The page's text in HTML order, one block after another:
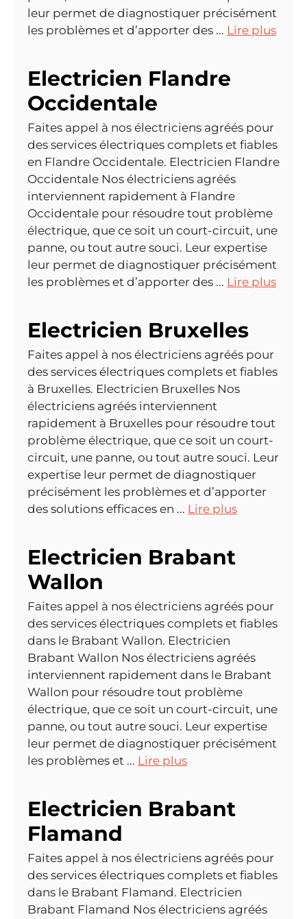
leur permet de diagnostiquer précisément
les problèmes et d’apporter des ... Lire plus
Electricien Flandre
Occidentale
Faites appel à nos électriciens agréés pour
des services électriques complets et fiables
en Flandre Occidentale. Electricien Flandre
Occidentale Nos électriciens agréés
interviennent rapidement à Flandre
Occidentale pour résoudre tout problème
électrique, que ce soit un court-circuit, une
panne, ou tout autre souci. Leur expertise
leur permet de diagnostiquer précisément
les problèmes et d’apporter des ... Lire plus
Electricien Bruxelles
Faites appel à nos électriciens agréés pour
des services électriques complets et fiables
à Bruxelles. Electricien Bruxelles Nos
électriciens agréés interviennent
rapidement à Bruxelles pour résoudre tout
problème électrique, que ce soit un court-
circuit, une panne, ou tout autre souci. Leur
expertise leur permet de diagnostiquer
précisément les problèmes et d’apporter
des solutions efficaces en ... Lire plus
Electricien Brabant
Wallon
Faites appel à nos électriciens agréés pour
des services électriques complets et fiables
dans le Brabant Wallon. Electricien
Brabant Wallon Nos électriciens agréés
interviennent rapidement dans le Brabant
Wallon pour résoudre tout problème
électrique, que ce soit un court-circuit, une
panne, ou tout autre souci. Leur expertise
leur permet de diagnostiquer précisément
les problèmes et ... Lire plus
Electricien Brabant
Flamand
Faites appel à nos électriciens agréés pour
des services électriques complets et fiables
dans le Brabant Flamand. Electricien
Brabant Flamand Nos électriciens agréés